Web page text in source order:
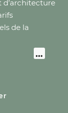
d’architecture
de la